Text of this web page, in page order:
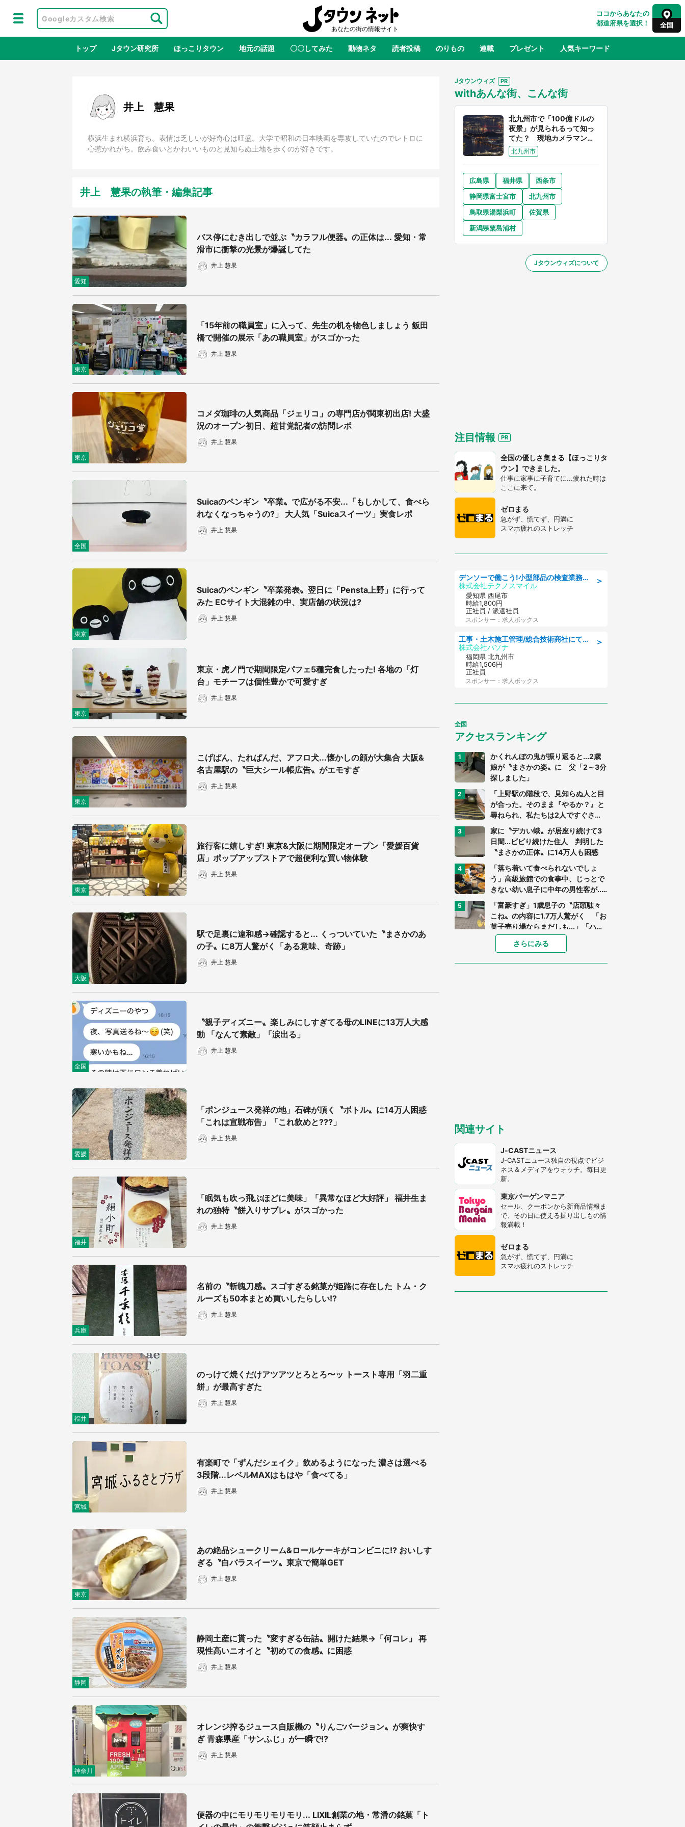
ココからあなたの
都道府県を選択！
全国
全国 全国
山形 福島
千葉 東京 神奈川
東海
奈良 和歌山
山口
九州 福岡 佐賀 長崎 大分 宮崎
トップ Jタウン研究所 ほっこりタウン 地元の話題 〇〇してみた 動物ネタ 読者投稿 のりもの 連載 プレゼント 人気キーワード
ふるさと納税
服！？ 県公式プロモ動画で「聖地」
が生産されてます【7／31～1／31】
／1～10／26】
／1～31】
『小林さんちのメイドラゴン』と舞台
のモデル・越谷がコラボ 田んぼアー
トの見頃にあわせて企画続々【7／31
～】
井上 慧果
横浜生まれ横浜育ち。表情は乏しいが好奇心は旺盛。大学で昭和の日本映画を専攻していたのでレトロに
心惹かれがち。飲み食いとかわいいものと見知らぬ土地を歩くのが好きです。
井上 慧果の執筆・編集記事
愛知
バス停にむき出しで並ぶ〝カラフル便器〟の正体は... 愛知・常
滑市に衝撃の光景が爆誕してた
井上 慧果
東京
「15年前の職員室」に入って、先生の机を物色しましょう 飯田
橋で開催の展示「あの職員室」がスゴかった
井上 慧果
東京
コメダ珈琲の人気商品「ジェリコ」の専門店が関東初出店! 大盛
況のオープン初日、超甘党記者の訪問レポ
井上 慧果
全国
Suicaのペンギン〝卒業〟で広がる不安...「もしかして、食べら
れなくなっちゃうの?」 大人気「Suicaスイーツ」実食レポ
井上 慧果
東京
Suicaのペンギン〝卒業発表〟翌日に「Pensta上野」に行って
みた ECサイト大混雑の中、実店舗の状況は?
井上 慧果
東京
東京・虎ノ門で期間限定パフェ5種完食したった! 各地の「灯
台」モチーフは個性豊かで可愛すぎ
井上 慧果
東京
こげぱん、たれぱんだ、アフロ犬...懐かしの顔が大集合 大阪&
名古屋駅の〝巨大シール帳広告〟がエモすぎ
井上 慧果
東京
旅行客に嬉しすぎ! 東京&大阪に期間限定オープン「愛媛百貨
店」ポップアップストアで超便利な買い物体験
井上 慧果
大阪
駅で足裏に違和感→確認すると... くっついていた〝まさかのあ
の子〟に8万人驚がく「ある意味、奇跡」
井上 慧果
全国
〝親子ディズニー〟楽しみにしすぎてる母のLINEに13万人大感
動 「なんて素敵」「涙出る」
井上 慧果
愛媛
「ポンジュース発祥の地」石碑が頂く〝ボトル〟に14万人困惑
「これは宣戦布告」「これ飲めと???」
井上 慧果
福井
「眠気も吹っ飛ぶほどに美味」「異常なほど大好評」 福井生ま
れの独特〝餅入りサブレ〟がスゴかった
井上 慧果
兵庫
名前の〝斬魄刀感〟スゴすぎる銘菓が姫路に存在した トム・ク
ルーズも50本まとめ買いしたらしい!?
井上 慧果
福井
のっけて焼くだけアツアツとろとろ〜ッ トースト専用「羽二重
餅」が最高すぎた
井上 慧果
宮城
有楽町で「ずんだシェイク」飲めるようになった 濃さは選べる
3段階...レベルMAXはもはや「食べてる」
井上 慧果
東京
あの絶品シュークリーム&ロールケーキがコンビニに!? おいしす
ぎる〝白バラスイーツ〟東京で簡単GET
井上 慧果
静岡
静岡土産に貰った〝変すぎる缶詰〟開けた結果→「何コレ」 再
現性高いニオイと〝初めての食感〟に困惑
井上 慧果
神奈川
オレンジ搾るジュース自販機の〝りんごバージョン〟が爽快す
ぎ 青森県産「サンふじ」が一瞬で!?
井上 慧果
便器の中にモリモリモリモリ... LIXIL創業の地・常滑の銘菓「ト
Jタウンウィズ
withあんな街、こんな街
北九州市で「100億ドルの
夜景」が見られるって知っ
てた？ 現地カメラマンに
聞く、きらめく光を捉える
方法
北九州市
広島県 福井県
西条市
静岡県富士宮市
北九州市
鳥取県湯梨浜町
佐賀県
新潟県粟島浦村
Jタウンウィズについて
注目情報
全国の優しさ集まる【ほっこりタ
ウン】できました。
仕事に家事に子育てに...疲れた時は
ここに来て。
ゼロまる
急がず、慌てず、円満に
スマホ疲れのストレッチ
＞
デンソーで働こう!小型部品の検査業務 denso aichi
株式会社テクノスマイル
愛知県 西尾市
時給1,800円
正社員 / 派遣社員
スポンサー：求人ボックス
＞
工事・土木施工管理/総合技術商社にて施工管理のお仕事/即日勤務可/車通勤可/工事・土木施工管理/生産・品質管理
株式会社パソナ
福岡県 北九州市
時給1,506円
正社員
スポンサー：求人ボックス
全国
アクセスランキング
かくれんぼの鬼が振り返ると...2歳
娘が〝まさかの姿〟に 父「2～3分
探しました」
「上野駅の階段で、見知らぬ人と目
が合った。そのまま『やるか？』と
尋ねられ、私たちは2人ですぐさ
ま...」（茨城県・70代男性）
家に〝デカい蛾〟が居座り続けて3
日間...ビビり続けた住人 判明した
〝まさかの正体〟に14万人も困惑
「落ち着いて食べられないでしょ
う」高級旅館での食事中、じっとで
きない幼い息子に中年の男性客が...
（東京都・40代男性）
「富豪すぎ」1歳息子の〝店頭駄々
こね〟の内容に1.7万人驚がく 「お
菓子売り場ならまだしも...」「ハー
ドル高い」
「閉所恐怖症の私は新幹線で大パニ
ック。隣席の青年に『手を繋いで』
とお願いしたら...」 体験談に8万
県・30代女性）
さらにみる
関連サイト
J-CASTニュース
J-CASTニュース独自の視点でビジ
ネス＆メディアをウォッチ。毎日更
新。
東京バーゲンマニア
セール、クーポンから新商品情報ま
で、その日に使える掘り出しもの情
報満載！
ゼロまる
急がず、慌てず、円満に
スマホ疲れのストレッチ